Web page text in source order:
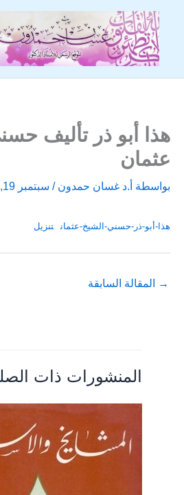
تخطي
المحتوى
هذا أبو ذر تأليف
عثمان
بواسطة أ.د غسان حمدون/ سبتمبر 19, 2023
هذا-أبو-ذر-حسني-الشيخ-عثمان تنزيل
→ المقالة السابقة
المنشورات ذات